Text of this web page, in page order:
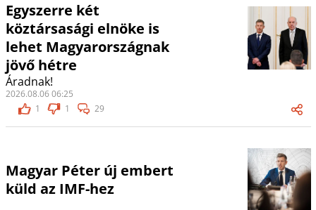
Egyszerre két
köztársasági elnöke is
lehet Magyarországnak
jövő hétre
Áradnak!
2026.08.06 06:25
1
1 29
Magyar Péter új embert
küld az IMF-hez